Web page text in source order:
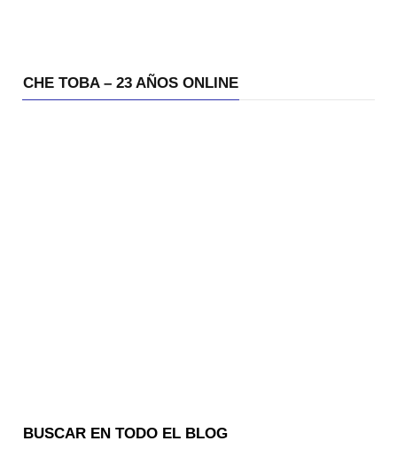
CHE TOBA – 23 AÑOS ONLINE
BUSCAR EN TODO EL BLOG